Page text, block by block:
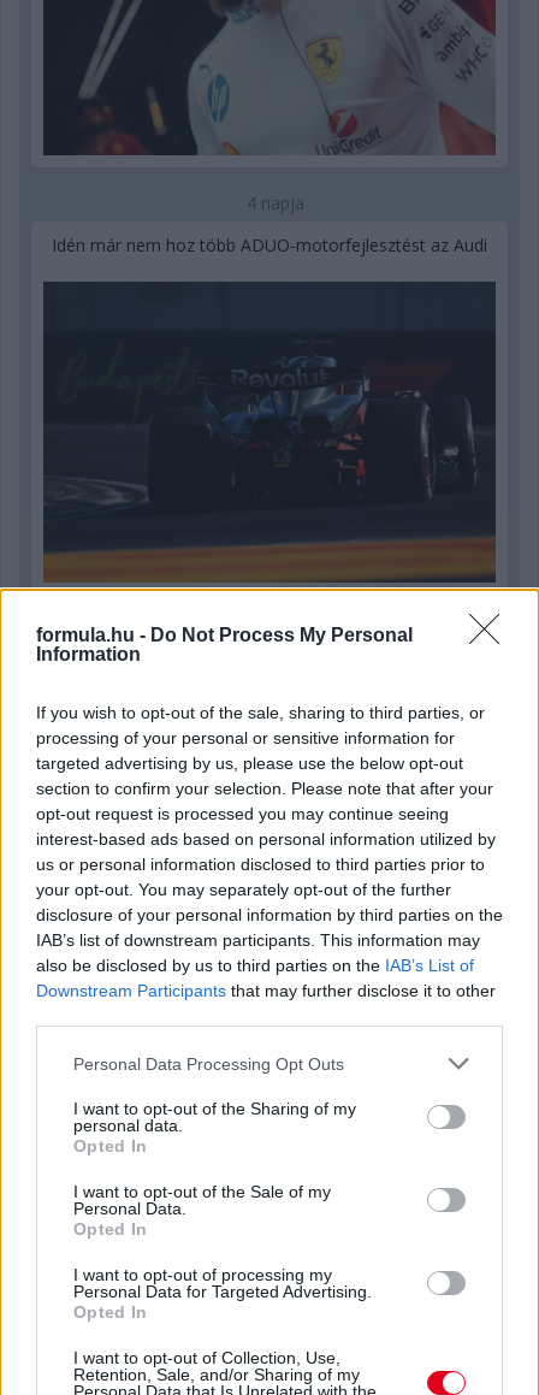
formula.hu - Do Not Process My Personal
Information
If you wish to opt-out of the sale, sharing to third parties, or
processing of your personal or sensitive information for
targeted advertising by us, please use the below opt-out
section to confirm your selection. Please note that after your
opt-out request is processed you may continue seeing
interest-based ads based on personal information utilized by
us or personal information disclosed to third parties prior to
your opt-out. You may separately opt-out of the further
disclosure of your personal information by third parties on the
IAB’s list of downstream participants. This information may
also be disclosed by us to third parties on the IAB’s List of
Downstream Participants that may further disclose it to other
Please note that this website/app uses one or more Google
not limited to your visit or usage behaviour. You may click to
grant or deny consent to Google and its third-party tags to
use your data for below specified purposes in below Google
consent section.
Personal Data Processing Opt Outs
I want to opt-out of the Sharing of my
personal data.
Opted In
I want to opt-out of the Sale of my
Personal Data.
Opted In
I want to opt-out of processing my
Personal Data for Targeted Advertising.
Opted In
I want to opt-out of Collection, Use,
Retention, Sale, and/or Sharing of my
4 napja
Idén már nem hoz több ADUO-motorfejlesztést az Audi
5 napja
Molnár Martin második lett Silverstone-ban, a